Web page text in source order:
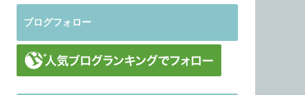
ブログフォロー